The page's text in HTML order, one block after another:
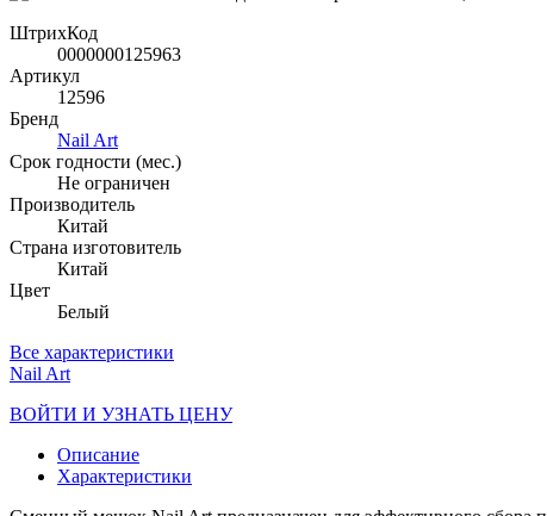
ШтрихКод
0000000125963
Артикул
12596
Бренд
Nail Art
Срок годности (мес.)
Не ограничен
Производитель
Китай
Страна изготовитель
Китай
Цвет
Белый
Все характеристики
Nail Art
ВОЙТИ И УЗНАТЬ ЦЕНУ
Описание
Характеристики